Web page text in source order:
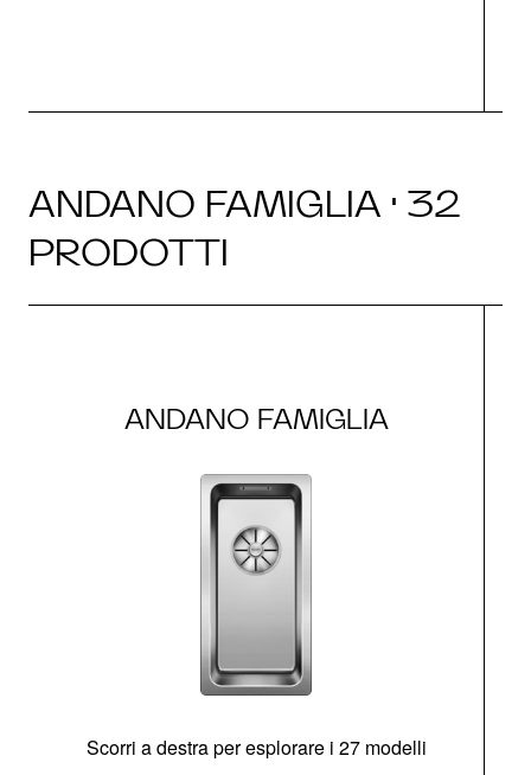
ANDANO FAMIGLIA · 32
PRODOTTI
ANDANO FAMIGLIA
Scorri a destra per esplorare i 27 modelli